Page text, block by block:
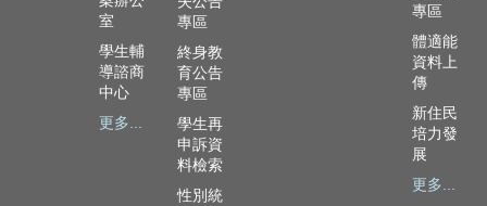
室
學生輔
導諮商
中心
更多...
專區
終身教
育公告
專區
學生再
申訴資
料檢索
性別統
專區
體適能
資料上
傳
新住民
培力發
展
更多...